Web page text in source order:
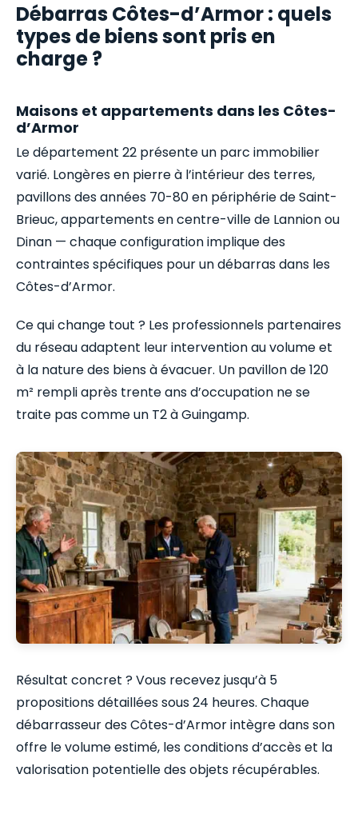
Débarras Côtes-d’Armor : quels
types de biens sont pris en
charge ?
Maisons et appartements dans les Côtes-
d’Armor
Le département 22 présente un parc immobilier
varié. Longères en pierre à l’intérieur des terres,
pavillons des années 70-80 en périphérie de Saint-
Brieuc, appartements en centre-ville de Lannion ou
Dinan — chaque configuration implique des
contraintes spécifiques pour un débarras dans les
Côtes-d’Armor.
Ce qui change tout ? Les professionnels partenaires
du réseau adaptent leur intervention au volume et
à la nature des biens à évacuer. Un pavillon de 120
m² rempli après trente ans d’occupation ne se
traite pas comme un T2 à Guingamp.
Résultat concret ? Vous recevez jusqu’à 5
propositions détaillées sous 24 heures. Chaque
débarrasseur des Côtes-d’Armor intègre dans son
offre le volume estimé, les conditions d’accès et la
valorisation potentielle des objets récupérables.